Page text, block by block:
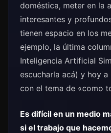
doméstica, meter en la
interesantes y
tienen espacio en los
ejemplo, la última
Inteligencia Artificial
escucharla acá) y hoy a
con el tema de «como
Es difícil en un medio
si el trabajo que